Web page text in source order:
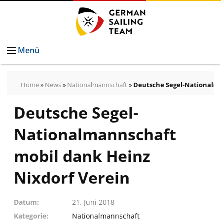
Menü
Home» News» Nationalmannschaft» Deutsche Segel-
Deutsche Segel-
Nationalmannschaft
mobil dank Heinz
Nixdorf Verein
Datum
21. Juni 2018
Kategorie
Nationalmannschaft